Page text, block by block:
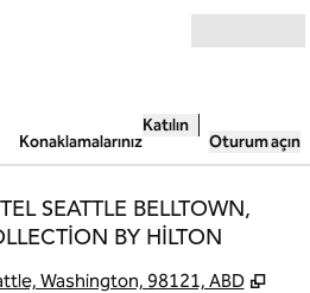
Konaklamalarınız
Katılın
Oturum açın
SEATTLE BELLTOWN,
BY HILTON
Washington, 98121, ABD ,